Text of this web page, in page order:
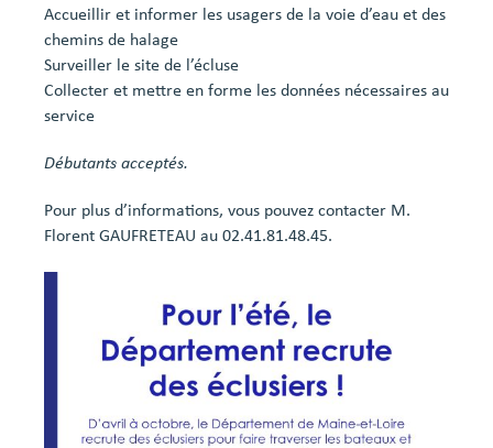
Accueillir et informer les usagers de la voie d’eau et des
chemins de halage
Surveiller le site de l’écluse
Collecter et mettre en forme les données nécessaires au
service
Débutants acceptés.
Pour plus d’informations, vous pouvez contacter M.
Florent GAUFRETEAU au 02.41.81.48.45.